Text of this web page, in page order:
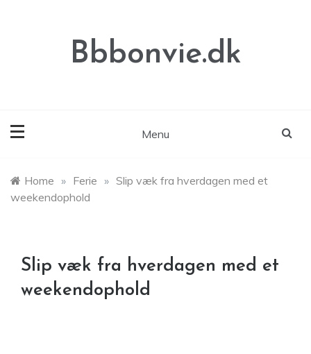
Bbbonvie.dk
Menu
Home » Ferie » Slip væk fra hverdagen med et
weekendophold
Slip væk fra hverdagen med et
weekendophold